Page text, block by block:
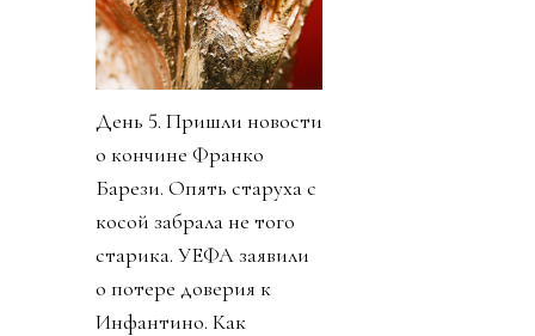
День 5. Пришли новости
о кончине Франко
Барези. Опять старуха с
косой забрала не того
старика. УЕФА заявили
о потере доверия к
Инфантино. Как